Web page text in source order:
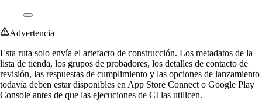
Advertencia
Esta ruta solo envía el artefacto de construcción. Los metadatos de la
lista de tienda, los grupos de probadores, los detalles de contacto de
revisión, las respuestas de cumplimiento y las opciones de lanzamiento
todavía deben estar disponibles en App Store Connect o Google Play
Console antes de que las ejecuciones de CI las utilicen.